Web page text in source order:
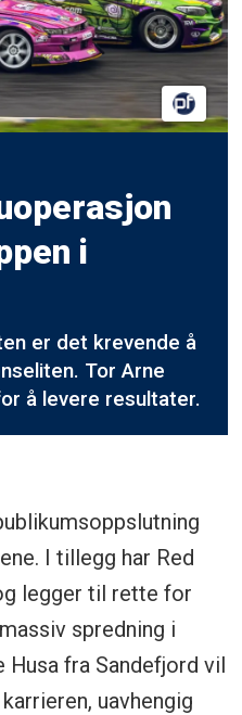
i
er det krevende å
Tor Arne
å levere resultater.
I tillegg har Red
legger til rette for
spredning i
Husa fra Sandefjord vil
uavhengig